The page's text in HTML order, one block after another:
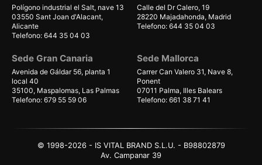
Polígono industrial el Salt, nave 13
03550 Sant Joan d'Alacant,
Alicante
Telefono: 644 35 04 03
Calle del Dr Calero, 19
28220 Majadahonda, Madrid
Telefono: 644 35 04 03
Sede Gran Canaria
Avenida de Gáldar 56, planta 1
local 40
35100, Maspalomas, Las Palmas
Telefono: 679 55 59 06
Sede Mallorca
Carrer Can Valero 31, Nave 8,
Ponent
07011 Palma, Illes Balears
Telefono: 661 38 71 41
© 1998-2026 - IS VITAL BRAND S.L.U. - B98802879
Av. Campanar 39